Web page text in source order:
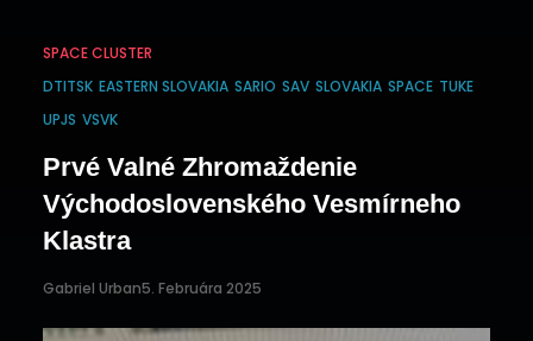
SPACE CLUSTER
DTITSK EASTERN SLOVAKIA SARIO SAV SLOVAKIA SPACE TUKE
UPJS VSVK
Prvé Valné Zhromaždenie
Východoslovenského Vesmírneho
Klastra
Gabriel Urban5. Februára 2025